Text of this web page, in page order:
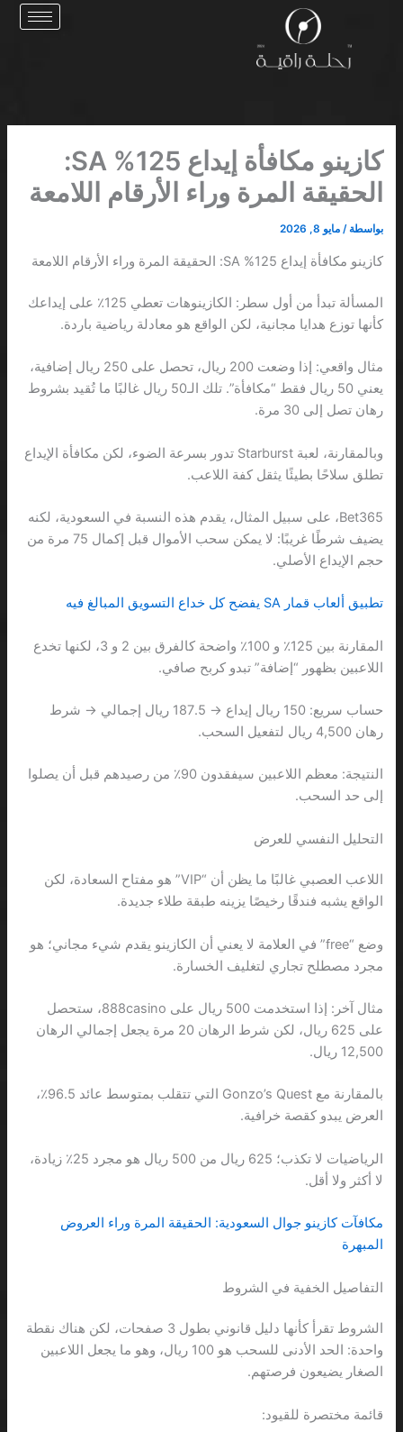
كازينو مكافأة إيداع 125% SA:
الحقيقة المرة وراء الأرقام اللامعة
بواسطة /مايو 8, 2026
كازينو مكافأة إيداع 125% SA: الحقيقة المرة وراء الأرقام اللامعة
المسألة تبدأ من أول سطر: الكازينوهات تعطي 125٪ على إيداعك
كأنها توزع هدايا مجانية، لكن الواقع هو معادلة رياضية باردة.
مثال واقعي: إذا وضعت 200 ريال، تحصل على 250 ريال إضافية،
يعني 50 ريال فقط “مكافأة”. تلك الـ50 ريال غالبًا ما تُقيد بشروط
رهان تصل إلى 30 مرة.
وبالمقارنة، لعبة Starburst تدور بسرعة الضوء، لكن مكافأة الإيداع
تطلق سلاحًا بطيئًا يثقل كفة اللاعب.
Bet365، على سبيل المثال، يقدم هذه النسبة في السعودية، لكنه
يضيف شرطًا غريبًا: لا يمكن سحب الأموال قبل إكمال 75 مرة من
حجم الإيداع الأصلي.
تطبيق ألعاب قمار SA يفضح كل خداع التسويق المبالغ فيه
المقارنة بين 125٪ و 100٪ واضحة كالفرق بين 2 و 3، لكنها تخدع
اللاعبين بظهور “إضافة” تبدو كربح صافي.
حساب سريع: 150 ريال إيداع → 187.5 ريال إجمالي → شرط
رهان 4,500 ريال لتفعيل السحب.
النتيجة: معظم اللاعبين سيفقدون 90٪ من رصيدهم قبل أن يصلوا
إلى حد السحب.
التحليل النفسي للعرض
اللاعب العصبي غالبًا ما يظن أن “VIP” هو مفتاح السعادة، لكن
الواقع يشبه فندقًا رخيصًا يزينه طبقة طلاء جديدة.
وضع “free” في العلامة لا يعني أن الكازينو يقدم شيء مجاني؛ هو
مجرد مصطلح تجاري لتغليف الخسارة.
مثال آخر: إذا استخدمت 500 ريال على 888casino، ستحصل
على 625 ريال، لكن شرط الرهان 20 مرة يجعل إجمالي الرهان
12,500 ريال.
بالمقارنة مع Gonzo’s Quest التي تتقلب بمتوسط عائد 96.5٪،
العرض يبدو كقصة خرافية.
الرياضيات لا تكذب؛ 625 ريال من 500 ريال هو مجرد 25٪ زيادة،
لا أكثر ولا أقل.
مكافآت كازينو جوال السعودية: الحقيقة المرة وراء العروض
المبهرة
التفاصيل الخفية في الشروط
الشروط تقرأ كأنها دليل قانوني بطول 3 صفحات، لكن هناك نقطة
واحدة: الحد الأدنى للسحب هو 100 ريال، وهو ما يجعل اللاعبين
الصغار يضيعون فرصتهم.
قائمة مختصرة للقيود: